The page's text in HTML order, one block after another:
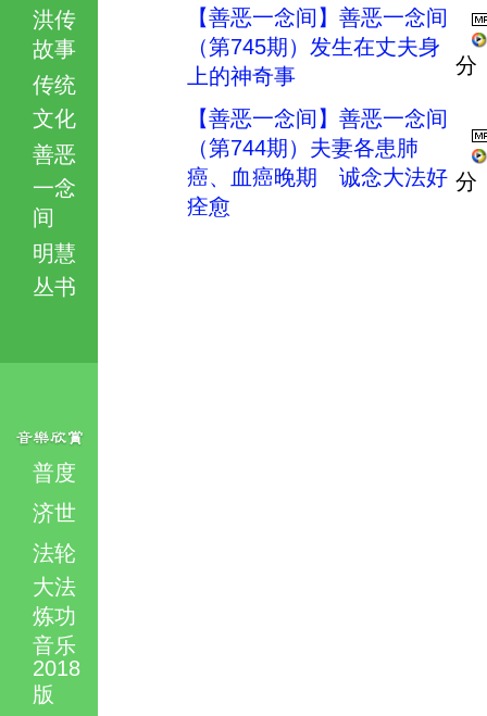
洪传
故事
传统
文化
善恶
一念
间
明慧
丛书
普度
济世
法轮
大法
炼功
音乐
2018
版
【善恶一念间】善恶一念间
（第745期）发生在丈夫身
上的神奇事
分
【善恶一念间】善恶一念间
（第744期）夫妻各患肺
癌、血癌晚期 诚念大法好
痊愈
分